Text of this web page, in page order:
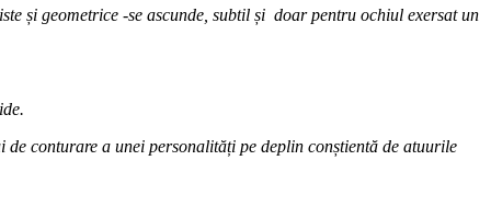
și geometrice -se ascunde, subtil și doar pentru ochiul exersat un
conturare a unei personalități pe deplin conștientă de atuurile